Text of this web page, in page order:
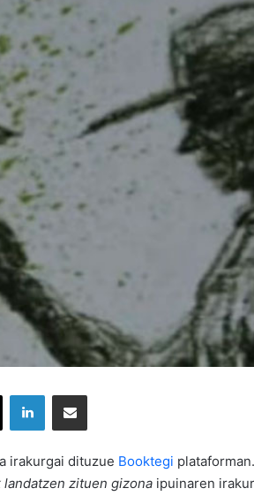
irakurgai dituzue Booktegi
landatzen zituen gizona ipuinaren